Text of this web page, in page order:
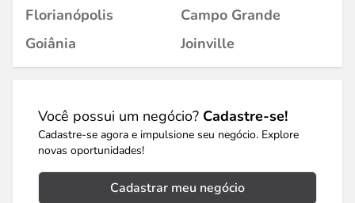
Florianópolis
Campo Grande
Goiânia
Joinville
Você possui um negócio? Cadastre-se!
Cadastre-se agora e impulsione seu negócio. Explore
novas oportunidades!
Cadastrar meu negócio